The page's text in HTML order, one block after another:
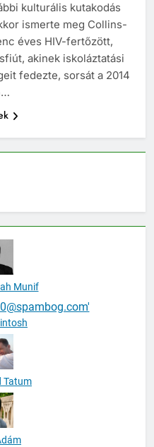
kulturális kutakodás
ismerte meg Collins-
éves HIV-fertőzött,
akinek iskoláztatási
fedezte, sorsát a 2014
Munif
Tatum